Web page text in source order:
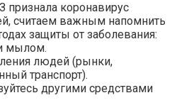
признала коронавирус
считаем важным напомнить
защиты от заболевания:
мылом.
людей (рынки,
транспорт).
другими средствами